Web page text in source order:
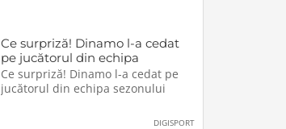
Ce surpriză! Dinamo l-a cedat
pe jucătorul din echipa
sezonului
Ce surpriză! Dinamo l-a cedat pe
jucătorul din echipa sezonului
DIGISPORT